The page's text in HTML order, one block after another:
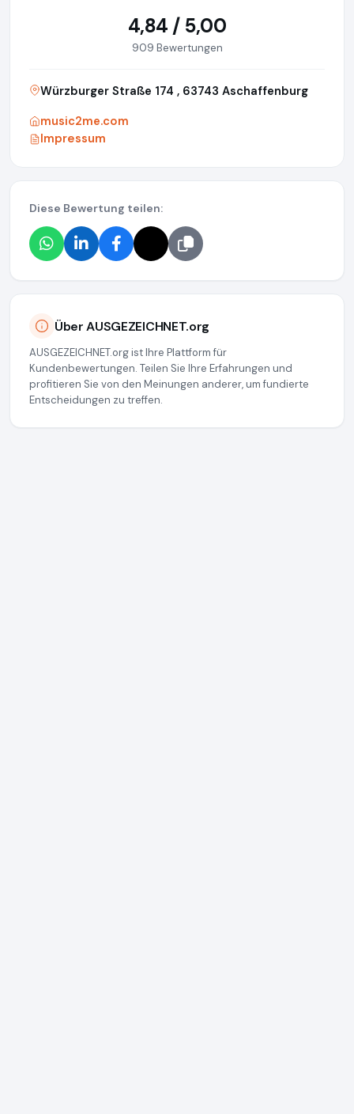
4,84 / 5,00
909 Bewertungen
Würzburger Straße 174 , 63743 Aschaffenburg
music2me.com
Impressum
Diese Bewertung teilen:
Über AUSGEZEICHNET.org
AUSGEZEICHNET.org ist Ihre Plattform für
Kundenbewertungen. Teilen Sie Ihre Erfahrungen und
profitieren Sie von den Meinungen anderer, um fundierte
Entscheidungen zu treffen.